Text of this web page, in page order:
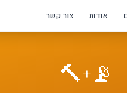
אודות צור קשר
📡
+
🔨